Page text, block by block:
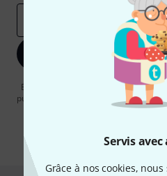
Servis
Grâce à nos cookies,
S'inscrire
En cliquant sur "S'inscrire
publicités par e-mail. La
pouvez trouver plus d'informations
*